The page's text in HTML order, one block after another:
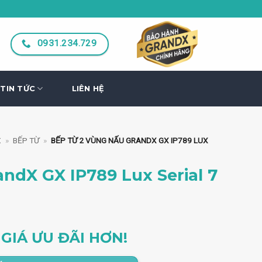
0931.234.729
TIN TỨC LIÊN HỆ
» BẾP TỪ » BẾP TỪ 2 VÙNG NẤU GRANDX GX IP789 LUX
GX IP789 Lux Serial 7
ƯU ĐÃI HƠN!